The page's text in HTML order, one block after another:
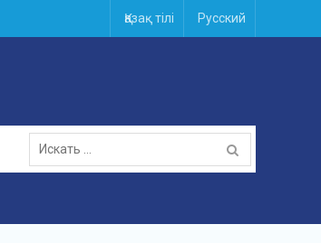
Қазақ тілі Русский
Поиск
для: